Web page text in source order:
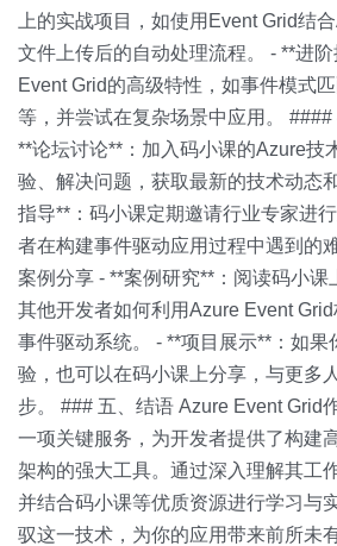
上的实战项目，如使用Event Grid结
文件上传后的自动处理流程。 - **进
Event Grid的高级特性，如事件模式
等，并尝试在复杂场景中应用。
**论坛讨论**：加入码小课的Azure技
验、解决问题，获取最新的技术动态
指导**：码小课定期邀请行业专家进
者在构建事件驱动应用过程中遇到的
案例分享 - **案例研究**：阅读码小课
其他开发者如何利用Azure Event
事件驱动系统。 - **项目展示**：如果
验，也可以在码小课上分享，与更多
步。 ### 五、结语 Azure Event Grid
一项关键服务，为开发者提供了构建
架构的强大工具。通过深入理解其工
并结合码小课等优质资源进行学习与
驭这一技术，为你的应用带来前所未